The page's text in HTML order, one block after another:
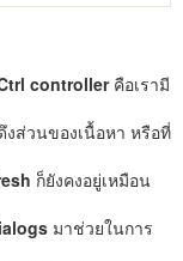
controllerคือเรามี
ส่วนของเนื้อหา หรือที่
ก็ยังคงอยู่เหมือน
มาช่วยในการ